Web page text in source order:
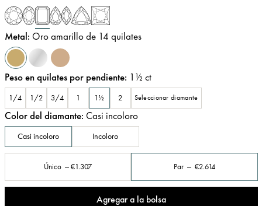
Metal: Oro amarillo de 14 quilates
Peso en quilates por pendiente: 1½ ct
1/4 1/2 3/4 1 1½ 2 Seleccionar diamante
Color del diamante: Casi incoloro
Casi incoloro Incoloro
Único €1.307 Par €2.614
Agregar a la bolsa